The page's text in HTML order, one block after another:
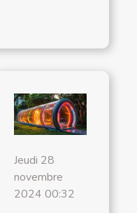
Jeudi 28
novembre
2024 00:32